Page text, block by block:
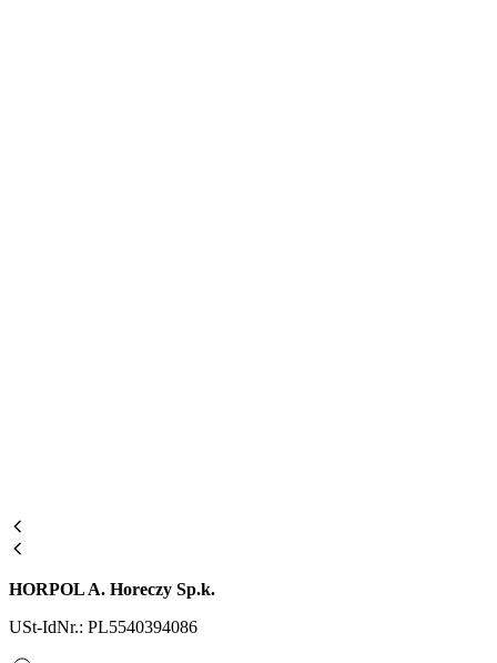
HORPOL A. Horeczy Sp.k.
USt-IdNr.: PL5540394086